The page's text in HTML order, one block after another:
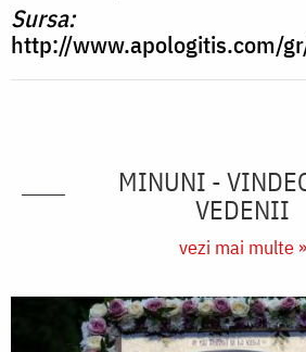
Sursa:
http://www.apologitis.com/
MINUNI -
VEDENII
vezi mai multe »